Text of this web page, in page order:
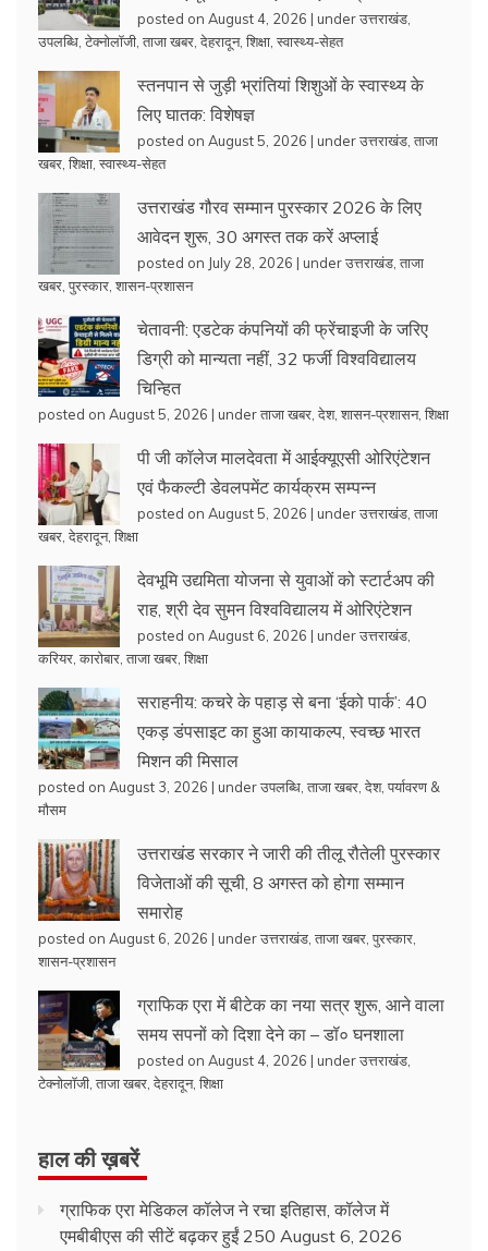
posted on August 4, 2026 | underउत्तराखंड
उपलब्धि टेक्नोलॉजी ताजा खबर देहरादून, शिक्षा स्वास्थ्य-सेहत
स्तनपान से जुड़ी भ्रांतियां शिशुओं के स्वास्थ्य के
लिए घातक: विशेषज्ञ
posted on August 5, 2026 | underउत्तराखंड ताजा
खबर शिक्षा स्वास्थ्य-सेहत
उत्तराखंड गौरव सम्मान पुरस्कार 2026 के लिए
आवेदन शुरू, 30 अगस्त तक करें अप्लाई
posted on July 28, 2026 | underउत्तराखंड ताजा
खबर पुरस्कार शासन-प्रशासन
चेतावनी: एडटेक कंपनियों की फ्रेंचाइजी के जरिए
डिग्री को मान्यता नहीं, 32 फर्जी विश्वविद्यालय
चिन्हित
posted on August 5, 2026 | underताजा खबर देश, शासन-प्रशासन, शिक्षा
पी जी कॉलेज मालदेवता में आईक्यूएसी ओरिएंटेशन
एवं फैकल्टी डेवलपमेंट कार्यक्रम सम्पन्न
posted on August 5, 2026 | underउत्तराखंड ताजा
खबर देहरादून, शिक्षा
देवभूमि उद्यमिता योजना से युवाओं को स्टार्टअप की
राह, श्री देव सुमन विश्वविद्यालय में ओरिएंटेशन
posted on August 6, 2026 | underउत्तराखंड
करियर कारोबार ताजा खबर शिक्षा
सराहनीय: कचरे के पहाड़ से बना ‘ईको पार्क’: 40
एकड़ डंपसाइट का हुआ कायाकल्प, स्वच्छ भारत
मिशन की मिसाल
posted on August 3, 2026 | underउपलब्धि ताजा खबर देश, पर्यावरण &
मौसम
उत्तराखंड सरकार ने जारी की तीलू रौतेली पुरस्कार
विजेताओं की सूची, 8 अगस्त को होगा सम्मान
समारोह
posted on August 6, 2026 | underउत्तराखंड ताजा खबर पुरस्कार
शासन-प्रशासन
ग्राफिक एरा में बीटेक का नया सत्र शुरू, आने वाला
समय सपनों को दिशा देने का – डॉ० घनशाला
posted on August 4, 2026 | underउत्तराखंड
टेक्नोलॉजी ताजा खबर देहरादून, शिक्षा
हाल की ख़बरें
ग्राफिक एरा मेडिकल कॉलेज ने रचा इतिहास, कॉलेज में
एमबीबीएस की सीटें बढ़कर हुईं 250 August 6, 2026